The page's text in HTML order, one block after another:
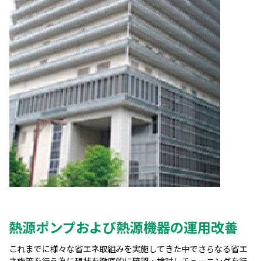
熱源ポンプおよび熱源機器の運用改善
これまでに様々な省エネ取組みを実施してきた中でさらなる省エ